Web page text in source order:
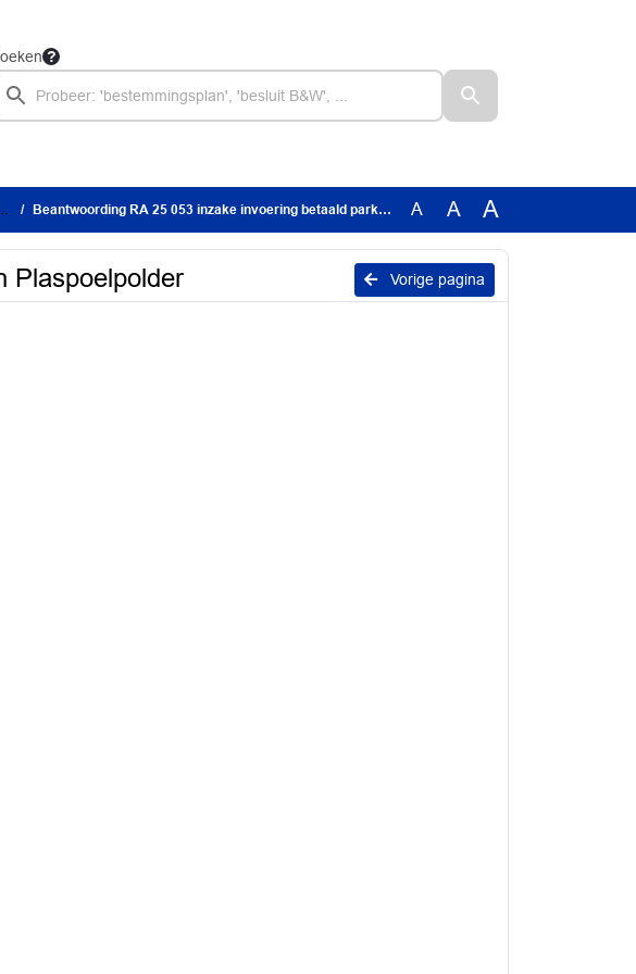
Beantwoording RA 25 053 inzake invoering betaald parkeren Plaspoelpolder A A A
Vorige pagina
Plaspoelpolder